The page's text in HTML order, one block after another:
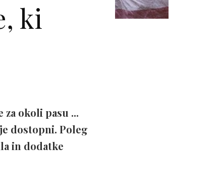
ki
okoli pasu ...
dostopni. Poleg
in dodatke